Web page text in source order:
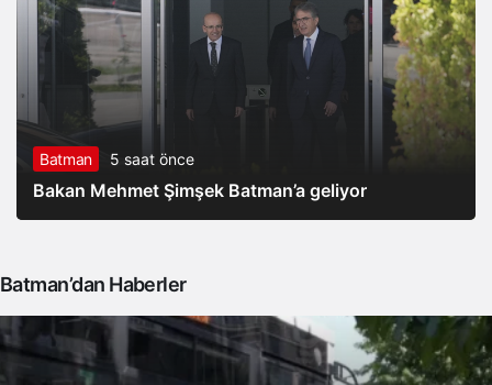
Batman 5 saat önce
Bakan Mehmet Şimşek Batman’a geliyor
Batman’dan Haberler